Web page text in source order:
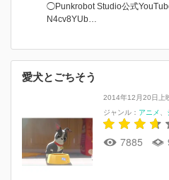
◯Punkrobot Studio公式
N4cv8YUb…
愛犬とごちそう
2014年12月20日上
ジャンル： アニメ
7885